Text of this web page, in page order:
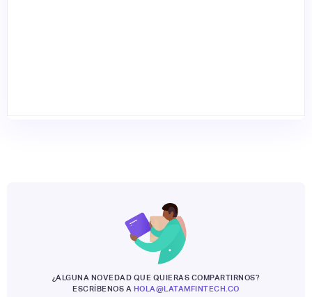
¿ALGUNA NOVEDAD QUE QUIERAS COMPARTIRNOS?
ESCRÍBENOS A HOLA@LATAMFINTECH.CO